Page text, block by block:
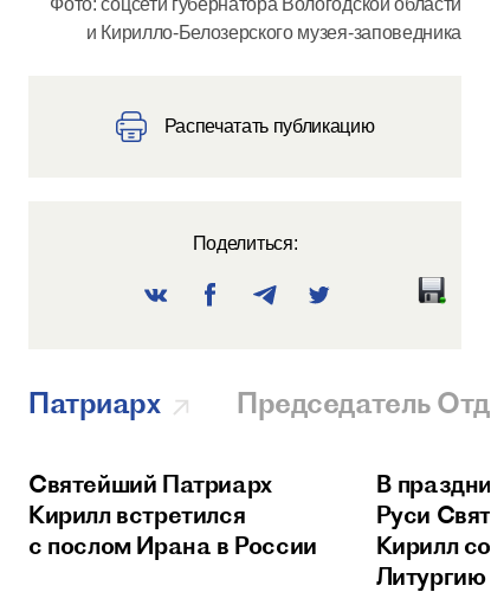
и Кирилло-Белозерского музея-заповедника
Распечатать публикацию
Поделиться:
Патриарх Председатель
Святейший Патриарх
Кирилл встретился
с послом Ирана в России
В
Руси
Кирилл